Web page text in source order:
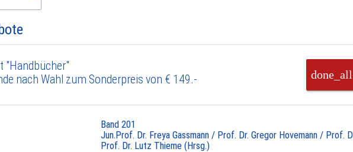
"Handbücher"
nach Wahl zum Sonderpreis von € 149.-
done_all
Band 201
Jun.Prof. Dr. Freya Gassmann / Prof. Dr. Gregor Hovemann / Prof.
Prof. Dr. Lutz Thieme (Hrsg.)